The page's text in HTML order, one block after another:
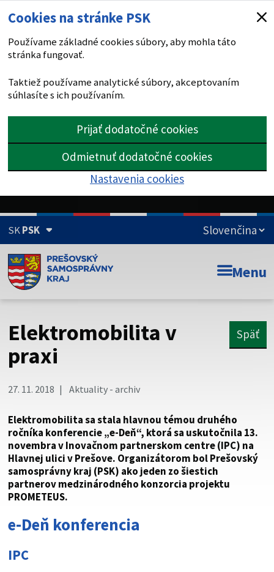
Cookies na stránke PSK
Používame základné cookies súbory, aby mohla táto
stránka fungovať.
Taktiež používame analytické súbory, akceptovaním
súhlasíte s ich používaním.
Prijať dodatočné cookies
Odmietnuť dodatočné cookies
Nastavenia cookies
SKPSK
Doména psk.sk je oficiálna
Toto je oficiálna webová stránka Prešovského
Táto stránka je zabezpečená
cez zabezpečenú webovú stránku. Zabezpečená stránka
vždy začína https:// pred názvom domény webového sídla.
Menu
Elektromobilita v
praxi
Späť
27. 11. 2018 Aktuality - archiv
Elektromobilita sa stala hlavnou témou druhého
ročníka konferencie „e-Deň“, ktorá sa uskutočnila 13.
novembra v Inovačnom partnerskom centre (IPC) na
Hlavnej ulici v Prešove. Organizátorom bol Prešovský
samosprávny kraj (PSK) ako jeden zo šiestich
partnerov medzinárodného konzorcia projektu
PROMETEUS.
e-Deň konferencia
IPC